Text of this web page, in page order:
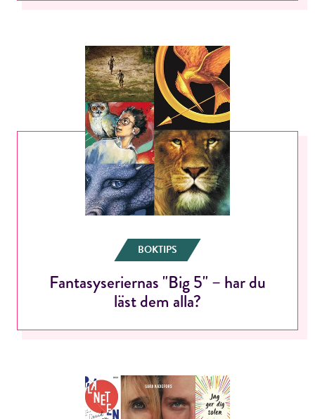
BOKTIPS
Fantasyseriernas "Big 5" – har du
läst dem alla?